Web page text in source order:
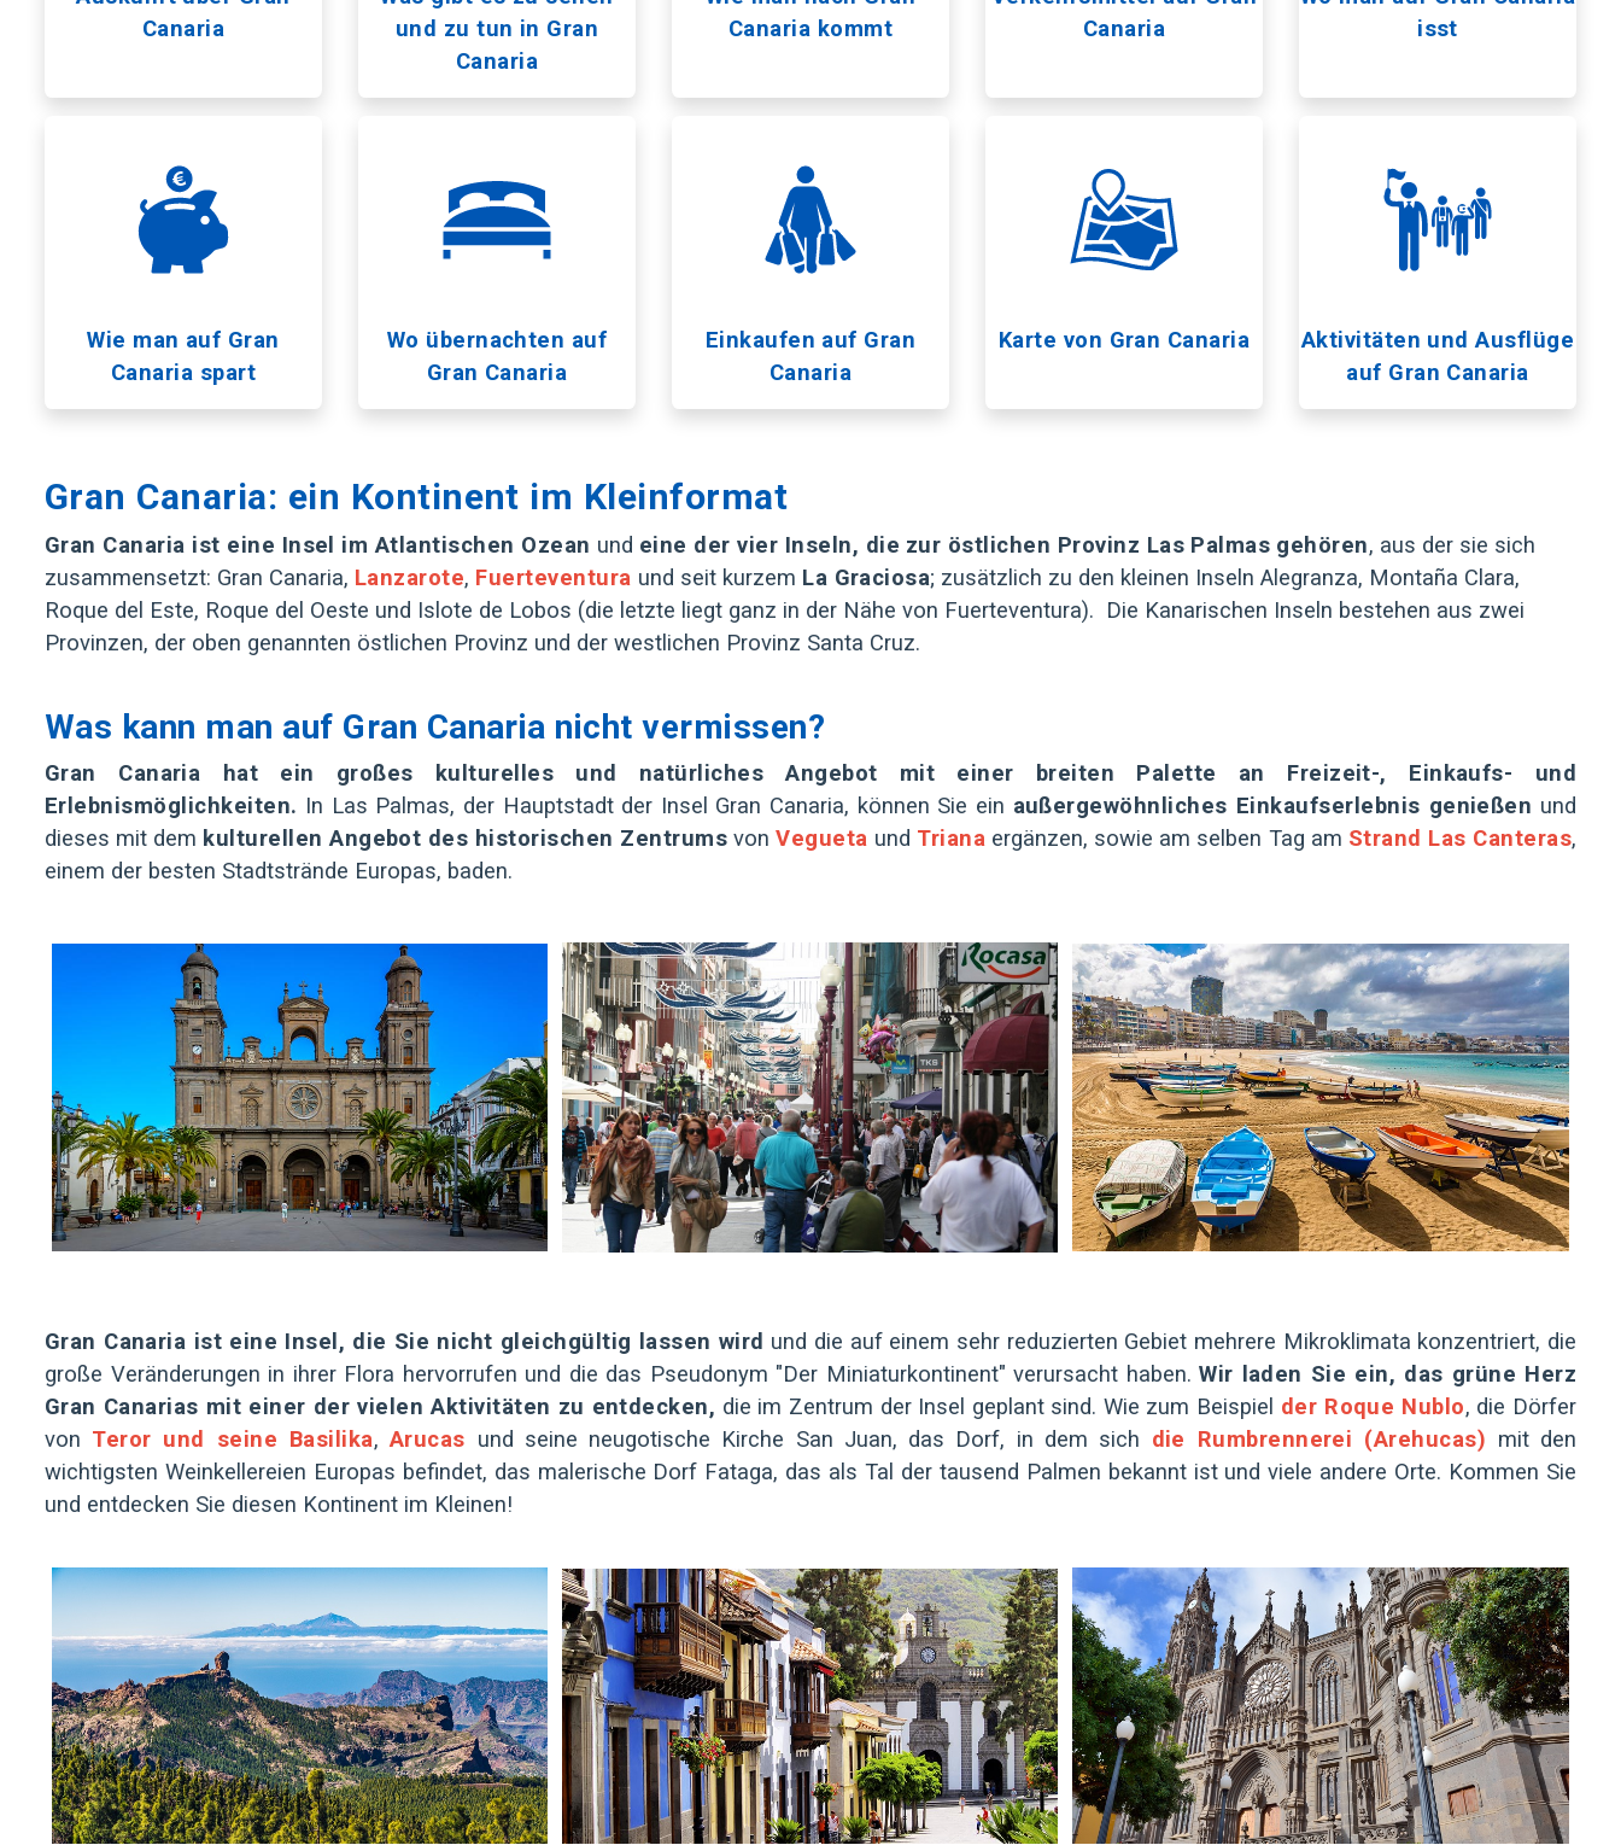
Canaria
und zu tun in Gran
Canaria
Canaria kommt
Canaria
isst
Wie man auf Gran
Canaria spart
Wo übernachten auf
Gran Canaria
Einkaufen auf Gran
Canaria
Karte von Gran Canaria
Aktivitäten und Ausflüge
auf Gran Canaria
Gran Canaria: ein Kontinent im Kleinformat
Gran Canaria ist eine Insel im Atlantischen Ozean und eine der vier Inseln, die zur östlichen Provinz Las Palmas gehören, aus der sie sich
zusammensetzt: Gran Canaria, Lanzarote, Fuerteventura und seit kurzem La Graciosa; zusätzlich zu den kleinen Inseln Alegranza, Montaña Clara,
Roque del Este, Roque del Oeste und Islote de Lobos (die letzte liegt ganz in der Nähe von Fuerteventura). Die Kanarischen Inseln bestehen aus zwei
Provinzen, der oben genannten östlichen Provinz und der westlichen Provinz Santa Cruz.
Was kann man auf Gran Canaria nicht vermissen?
Gran Canaria hat ein großes kulturelles und natürliches Angebot mit einer breiten Palette an Freizeit-, Einkaufs- und
Erlebnismöglichkeiten. In Las Palmas, der Hauptstadt der Insel Gran Canaria, können Sie ein außergewöhnliches Einkaufserlebnis genießen und
dieses mit dem kulturellen Angebot des historischen Zentrums vonVegueta und Triana ergänzen, sowie am selben Tag am Strand Las Canteras,
einem der besten Stadtstrände Europas, baden.
Gran Canaria ist eine Insel, die Sie nicht gleichgültig lassen wird und die auf einem sehr reduzierten Gebiet mehrere Mikroklimata konzentriert, die
große Veränderungen in ihrer Flora hervorrufen und die das Pseudonym "Der Miniaturkontinent" verursacht haben.Wir laden Sie ein, das grüne Herz
Gran Canarias mit einer der vielen Aktivitäten zu entdecken, die im Zentrum der Insel geplant sind. Wie zum Beispiel der Roque Nublo, die Dörfer
von Teror und seine Basilika, Arucas und seine neugotische Kirche San Juan, das Dorf, in dem sich die Rumbrennerei (Arehucas) mit den
wichtigsten Weinkellereien Europas befindet, das malerische Dorf Fataga, das als Tal der tausend Palmen bekannt ist und viele andere Orte. Kommen Sie
und entdecken Sie diesen Kontinent im Kleinen!